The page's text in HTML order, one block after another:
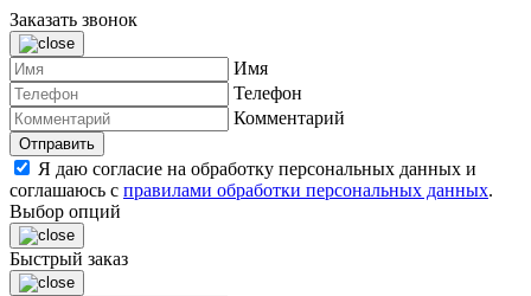
Заказать звонок
Имя
Телефон
Комментарий
Я даю согласие на обработку персональных данных и
соглашаюсь с правилами обработки персональных данных.
Выбор опций
Быстрый заказ